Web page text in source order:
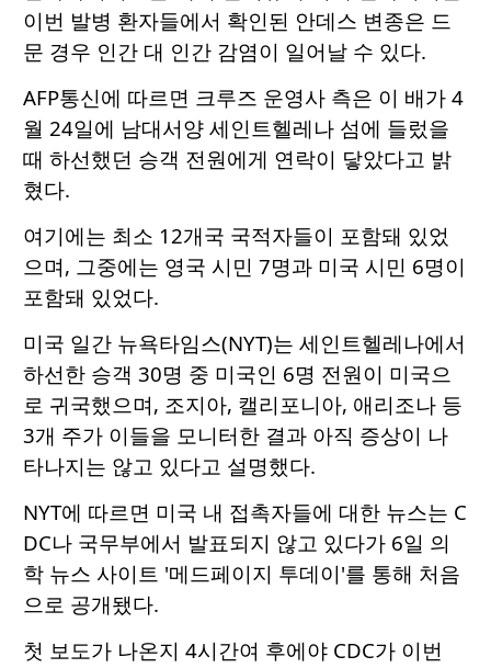
이번 발병 환자들에서 확인된 안데스 변종은 드
문 경우 인간 대 인간 감염이 일어날 수 있다.
AFP통신에 따르면 크루즈 운영사 측은 이 배가 4
월 24일에 남대서양 세인트헬레나 섬에 들렀을
때 하선했던 승객 전원에게 연락이 닿았다고 밝
혔다.
여기에는 최소 12개국 국적자들이 포함돼 있었
으며, 그중에는 영국 시민 7명과 미국 시민 6명이
포함돼 있었다.
미국 일간 뉴욕타임스(NYT)는 세인트헬레나에서
하선한 승객 30명 중 미국인 6명 전원이 미국으
로 귀국했으며, 조지아, 캘리포니아, 애리조나 등
3개 주가 이들을 모니터한 결과 아직 증상이 나
타나지는 않고 있다고 설명했다.
NYT에 따르면 미국 내 접촉자들에 대한 뉴스는 C
DC나 국무부에서 발표되지 않고 있다가 6일 의
학 뉴스 사이트 '메드페이지 투데이'를 통해 처음
으로 공개됐다.
첫 보도가 나온지 4시간여 후에야 CDC가 이번